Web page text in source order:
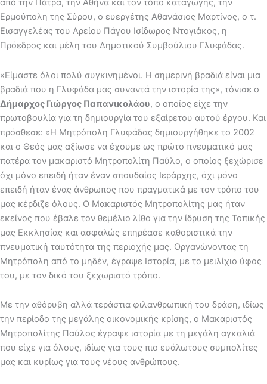
από την Πάτρα, την Αθήνα και τον τόπο καταγωγής, την
Ερμούπολη της Σύρου, ο ευεργέτης Αθανάσιος Μαρτίνος, ο τ.
Εισαγγελέας του Αρείου Πάγου Ισίδωρος Ντογιάκος, η
Πρόεδρος και μέλη του Δημοτικού Συμβούλιου Γλυφάδας.
«Είμαστε όλοι πολύ συγκινημένοι. Η σημερινή βραδιά είναι μια
βραδιά που η Γλυφάδα μας συναντά την ιστορία της», τόνισε ο
Δήμαρχος Γιώργος Παπανικολάου, ο οποίος είχε την
πρωτοβουλία για τη δημιουργία του εξαίρετου αυτού έργου. Και
πρόσθεσε: «Η Μητρόπολη Γλυφάδας δημιουργήθηκε το 2002
και ο Θεός μας αξίωσε να έχουμε ως πρώτο πνευματικό μας
πατέρα τον μακαριστό Μητροπολίτη Παύλο, ο οποίος ξεχώρισε
όχι μόνο επειδή ήταν έναν σπουδαίος Ιεράρχης, όχι μόνο
επειδή ήταν ένας άνθρωπος που πραγματικά με τον τρόπο του
μας κέρδιζε όλους. Ο Μακαριστός Μητροπολίτης μας ήταν
εκείνος που έβαλε τον θεμέλιο λίθο για την ίδρυση της Τοπικής
μας Εκκλησίας και ασφαλώς επηρέασε καθοριστικά την
πνευματική ταυτότητα της περιοχής μας. Οργανώνοντας τη
Μητρόπολη από το μηδέν, έγραψε Ιστορία, με το μειλίχιο ύφος
του, με τον δικό του ξεχωριστό τρόπο.
Με την αθόρυβη αλλά τεράστια φιλανθρωπική του δράση, ιδίως
την περίοδο της μεγάλης οικονομικής κρίσης, ο Μακαριστός
Μητροπολίτης Παύλος έγραψε ιστορία με τη μεγάλη αγκαλιά
που είχε για όλους, ιδίως για τους πιο ευάλωτους συμπολίτες
μας και κυρίως για τους νέους ανθρώπους.